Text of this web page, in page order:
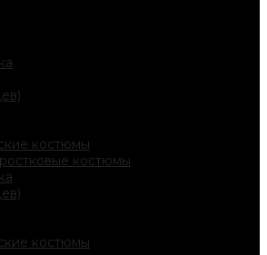
костюмы
костюмы
костюмы